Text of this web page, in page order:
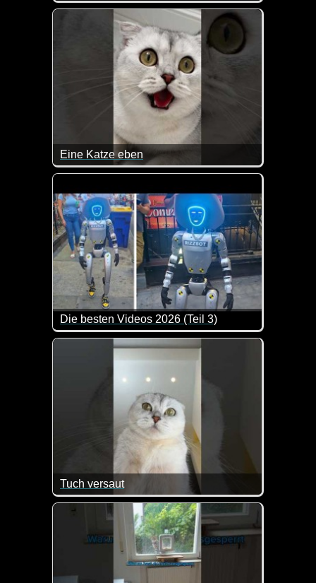
Zum Weltknuddeltag gibt es heute einen dicken
Eine Katze eben
Da gibt man Geld für ein tolles Geschenk für die
Die besten Videos 2026 (Teil 3)
Eine tolle Zusammenstellung von lustigen
Tuch versaut
So ein Mist, jetzt hat die Katze mit den Pfoten das